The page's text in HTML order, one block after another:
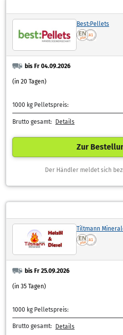
Best:Pellets
bis Fr 04.09.2026
(in 20 Tagen)
1000 kg Pelletspreis:
Brutto gesamt: Details
Zur
Der Händler meldet sich
Tiltmann
bis Fr 25.09.2026
(in 35 Tagen)
1000 kg Pelletspreis:
Brutto gesamt: Details